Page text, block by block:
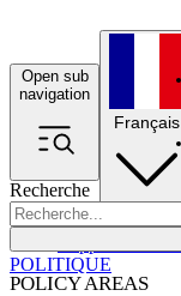
Open sub
navigation
Recherche
POLICY AREAS
Français
POLITIQUE